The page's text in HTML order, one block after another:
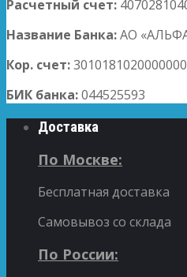
Расчетный счет:
Название Банка:АО
Кор. счет:
БИК банка:044525593
Доставка
По Москве:
Бесплатная доставка
Самовывоз со склада
По России: